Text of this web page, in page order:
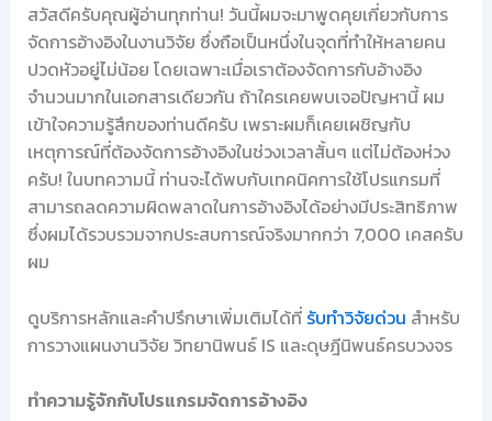
สวัสดีครับคุณผู้อ่านทุกท่าน! วันนี้ผมจะมาพูดคุยเกี่ยวกับการ
จัดการอ้างอิงในงานวิจัย ซึ่งถือเป็นหนึ่งในจุดที่ทำให้หลายคน
ปวดหัวอยู่ไม่น้อย โดยเฉพาะเมื่อเราต้องจัดการกับอ้างอิง
จำนวนมากในเอกสารเดียวกัน ถ้าใครเคยพบเจอปัญหานี้ ผม
เข้าใจความรู้สึกของท่านดีครับ เพราะผมก็เคยเผชิญกับ
เหตุการณ์ที่ต้องจัดการอ้างอิงในช่วงเวลาสั้นๆ แต่ไม่ต้องห่วง
ครับ! ในบทความนี้ ท่านจะได้พบกับเทคนิคการใช้โปรแกรมที่
สามารถลดความผิดพลาดในการอ้างอิงได้อย่างมีประสิทธิภาพ
ซึ่งผมได้รวบรวมจากประสบการณ์จริงมากกว่า 7,000 เคสครับ
ผม
ดูบริการหลักและคำปรึกษาเพิ่มเติมได้ที่ รับทำวิจัยด่วน สำหรับ
การวางแผนงานวิจัย วิทยานิพนธ์ IS และดุษฎีนิพนธ์ครบวงจร
ทำความรู้จักกับโปรแกรมจัดการอ้างอิง